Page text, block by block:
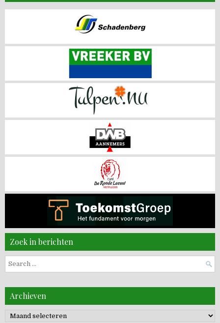
Zoek in berichten
Search
for:
Archieven
Archieven